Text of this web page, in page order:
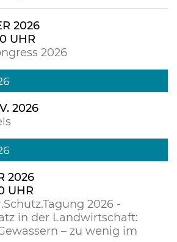
2026
UHR
2026
2026
2026
UHR
2026 -
in der Landwirtschaft:
– zu wenig im